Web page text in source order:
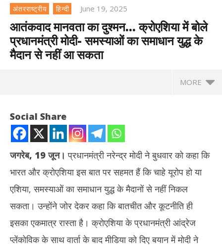
अंतरराष्ट्रीय हिन्दी June 19, 2025
आतंकवाद मानवता का दुश्मन… क्रोएशिया में बोले
प्रधानमंत्री मोदी- समस्याओं का समाधान युद्ध के
मैदान से नहीं आ सकता
MORE
NOW VIEWING
Social Share
जगरेब, 19 जून। प्रधानमंत्री नरेन्द्र मोदी ने बुधवार को कहा कि
भारत और क्रोएशिया इस बात पर सहमत हैं कि चाहे यूरोप हो या
एशिया, समस्याओं का समाधान युद्ध के मैदानों से नहीं निकल
सकता। उन्होंने जोर देकर कहा कि बातचीत और कूटनीति ही
इसका एकमात्र रास्ता है। क्रोएशिया के प्रधानमंत्री आंद्रेज
प्लेंकोविक के साथ वार्ता के बाद मीडिया को दिए बयान में मोदी ने